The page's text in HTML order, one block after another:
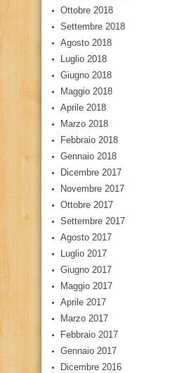
Ottobre 2018
Settembre 2018
Agosto 2018
Luglio 2018
Giugno 2018
Maggio 2018
Aprile 2018
Marzo 2018
Febbraio 2018
Gennaio 2018
Dicembre 2017
Novembre 2017
Ottobre 2017
Settembre 2017
Agosto 2017
Luglio 2017
Giugno 2017
Maggio 2017
Aprile 2017
Marzo 2017
Febbraio 2017
Gennaio 2017
Dicembre 2016